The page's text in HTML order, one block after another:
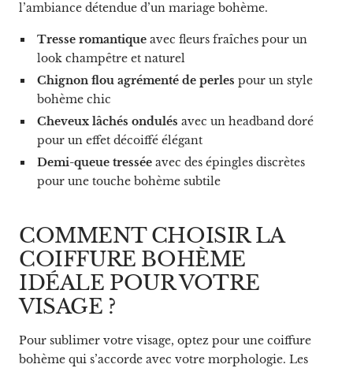
l’ambiance détendue d’un mariage bohème.
Tresse romantiqueavec fleurs fraîches pour un
look champêtre et naturel
Chignon flou agrémenté de perles pour un style
bohème chic
Cheveux lâchés ondulés avec un headband doré
pour un effet décoiffé élégant
Demi-queue tresséeavec des épingles discrètes
pour une touche bohème subtile
COMMENT CHOISIR LA
COIFFURE BOHÈME
IDÉALE POUR VOTRE
VISAGE ?
Pour sublimer votre visage, optez pour une coiffure
bohème qui s’accorde avec votre morphologie. Les